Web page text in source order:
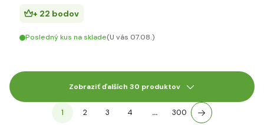
+ 22 bodov
Posledný kus na sklade(U vás 07.08.)
Zobraziť ďalších 30 produktov
1 2 3 4 … 300